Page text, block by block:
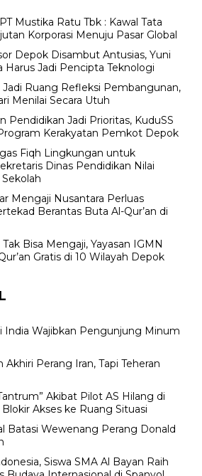
Mustika Ratu Tbk : Kawal Tata
Korporasi Menuju Pasar Global
Depok Disambut Antusias, Yuni
Harus Jadi Pencipta Teknologi
Jadi Ruang Refleksi Pembangunan,
Menilai Secara Utuh
Pendidikan Jadi Prioritas, KuduSS
Kerakyatan Pemkot Depok
Fiqh Lingkungan untuk
Dinas Pendidikan Nilai
Mengaji Nusantara Perluas
Berantas Buta Al-Qur’an di
Bisa Mengaji, Yayasan IGMN
Gratis di 10 Wilayah Depok
India Wajibkan Pengunjung Minum
Perang Iran, Tapi Teheran
Akibat Pilot AS Hilang di
Blokir Akses ke Ruang Situasi
Batasi Wewenang Perang Donald
Siswa SMA Al Bayan Raih